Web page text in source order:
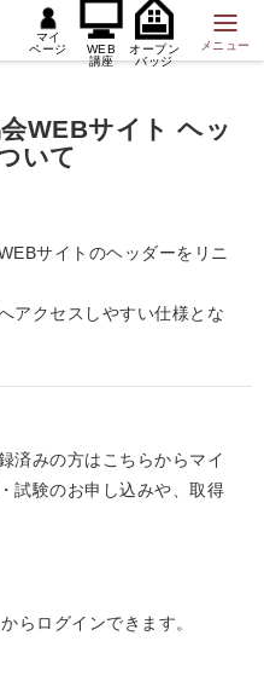
マイ
ページ
WEB
講座
オープン
バッジ
メニュー
WEBサイト ヘッ
いて
サイトのヘッダーをリニ
アクセスしやすい仕様とな
済みの方はこちらからマイ
試験のお申し込みや、取得
らログインできます。